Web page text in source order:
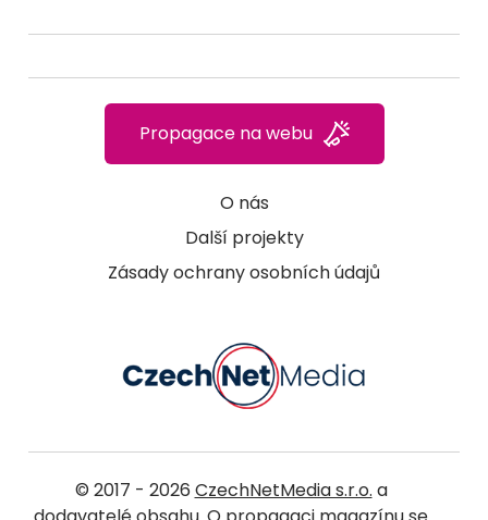
O nás
Další projekty
Zásady ochrany osobních údajů
Propagace na webu
© 2017 - 2026 CzechNetMedia s.r.o. a